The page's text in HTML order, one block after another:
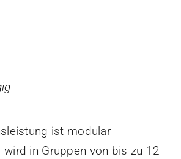
ist modular
in Gruppen von bis zu 12